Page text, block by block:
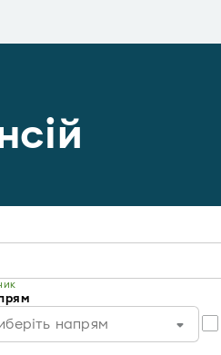
напрям